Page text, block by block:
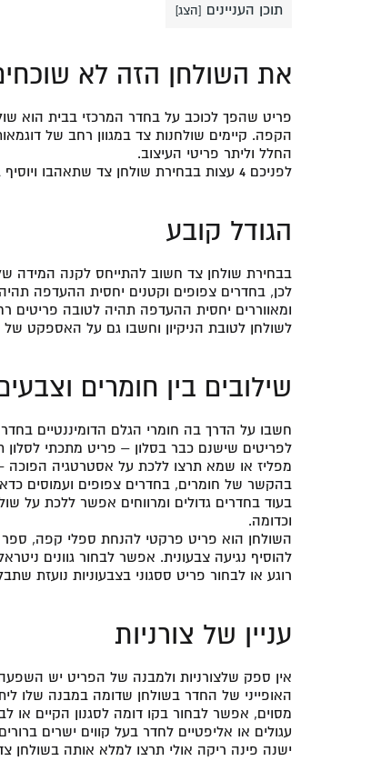
תוכן העניינים [הצג]
את השולחן הזה לא
פריט שהפך לכוכב על בחדר המרכזי בבית הוא
הקפה. קיימים שולחנות צד במגוון רחב של
החלל וליתר פריטי העיצוב.
לפניכם 4 עצות בבחירת שולחן צד שתאהבו ויוסיף בנוכחותו לסלון שלכם:
הגודל קובע
בבחירת שולחן צד חשוב להתייחס לקנה המידה
לכן, בחדרים צפופים וקטנים יחסית ההעדפה תהיה
ומאווררים יחסית ההעדפה תהיה לטובה פריטים
לשולחן לטובת הניקיון וחשבו גם על האספקט של
שילובים בין חומרים
חשבו על הדרך בה חומרי הגלם הדומיננטיים
לפריטים שישנם כבר בסלון – פריט מתכתי לסלון
מפליז או שמא תרצו ללכת על אסטרטגיה הפוכה
בהקשר של חומרים, בחדרים צפופים ועמוסים
בעוד בחדרים גדולים ומרווחים אפשר ללכת על
וכדומה.
השולחן הוא פריט פרקטי להנחת ספלי קפה,
להוסיף נגיעה צבעונית. אפשר לבחור גוונים
רוגע או לבחור פריט ססגוני בצבעוניות נועזת
עניין של צורניות
אין ספק שלצורניות ולמבנה של הפריט יש
האופייני של החדר בשולחן שדומה במבנה שלו
מסוים, אפשר לבחור בקו דומה לסגנון הקיים או
עגולים או אליפטיים לחדר בעל קווים ישרים
ישנה פינה ריקה אולי תרצו למלא אותה בשולחן